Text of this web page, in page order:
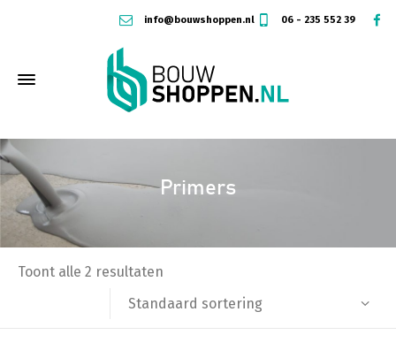
info@bouwshoppen.nl 06 - 235 552 39
Primers
Toont alle 2 resultaten
Standaard sortering